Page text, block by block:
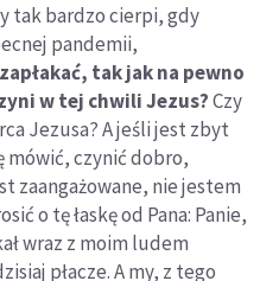
tak bardzo cierpi, gdy
pandemii,
tak jak na pewno
w tej chwili Jezus?Czy
Jezusa? A jeśli jest zbyt
czynić dobro,
zaangażowane, nie jestem
o tę łaskę od Pana: Panie,
wraz z moim ludem
płacze. A my, z tego